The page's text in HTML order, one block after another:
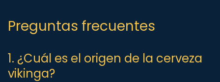
Preguntas frecuentes
1. ¿Cuál es el origen de la cerveza
vikinga?